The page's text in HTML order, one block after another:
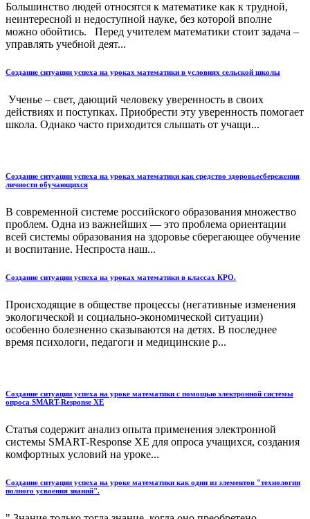
Большинство людей относятся к математике как к трудной,
неинтересной и недоступной науке, без которой вполне
можно обойтись. Перед учителем математики стоит задача –
управлять учебной деят...
Создание ситуации успеха на уроках математики в условиях сельской школы
Ученье – свет, дающий человеку уверенность в своих
действиях и поступках. Приобрести эту уверенность помогает
школа. Однако часто приходится слышать от учащи...
Создание ситуации успеха на уроках математики как средство здоровьесбережения
личности обучающихся
В современной системе российского образования множество
проблем. Одна из важнейших — это проблема ориентации
всей системы образования на здоровье сберегающее обучение
и воспитание. Неспроста наш...
Создание ситуации успеха на уроках математики в классах КРО.
Происходящие в обществе процессы (негативные изменения
экологической и социально-экономической ситуации)
особенно болезненно сказываются на детях. В последнее
время психологи, педагоги и медицинские р...
Создание ситуации успеха на уроке математики с помощью электронной системы
опроса SMART-Response XE
Статья содержит анализ опыта применения электронной
системы SMART-Response XE для опроса учащихся, создания
комфортных условий на уроке...
Создание ситуации успеха на уроке математики как один из элементов "технологии
полного усвоения знаний".